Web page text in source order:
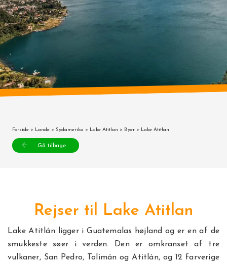
Forside > Lande > Sydamerika > Lake Atitlan > Byer > Lake Atitlan
Gå tilbage
Rejser til Lake Atitlan
Lake Atitlán ligger i Guatemalas højland og er en af de
smukkeste søer i verden. Den er omkranset af tre
vulkaner, San Pedro, Tolimán og Atitlán, og 12 farverige